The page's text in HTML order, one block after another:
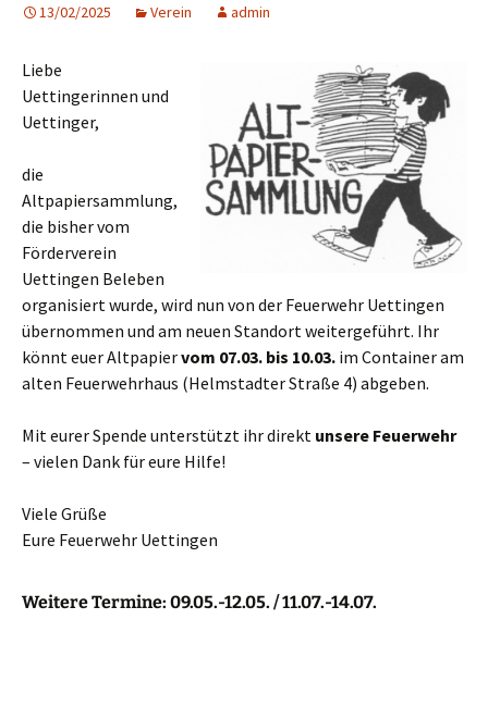
13/02/2025 Verein admin
Liebe
Uettingerinnen und
Uettinger,
die
Altpapiersammlung,
die bisher vom
Förderverein
Uettingen Beleben
organisiert wurde, wird nun von der Feuerwehr Uettingen
übernommen und am neuen Standort weitergeführt. Ihr
könnt euer Altpapiervom 07.03. bis 10.03. im Container am
alten Feuerwehrhaus (Helmstadter Straße 4) abgeben.
Mit eurer Spende unterstützt ihr direkt unsere Feuerwehr
– vielen Dank für eure Hilfe!
Viele Grüße
Eure Feuerwehr Uettingen
Weitere Termine: 09.05.-12.05. /11.07.-14.07.